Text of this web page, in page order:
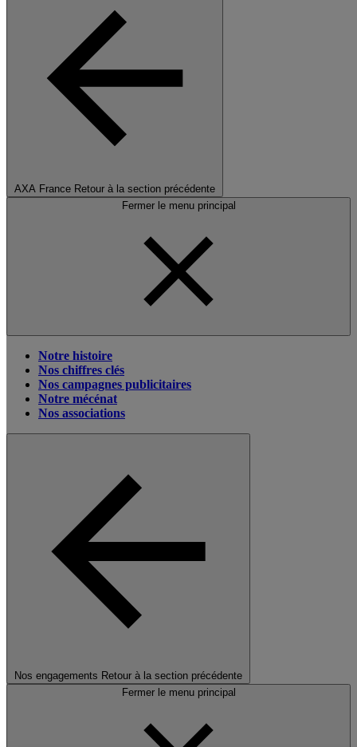
AXA France Retour à la section précédente
Fermer le menu principal
Notre histoire
Nos chiffres clés
Nos campagnes publicitaires
Notre mécénat
Nos associations
Nos engagements Retour à la section précédente
Fermer le menu principal